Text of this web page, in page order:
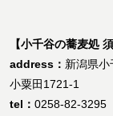
【小千谷の蕎麦処
address： 新潟県
小粟田1721-1
tel： 0258-82-3295